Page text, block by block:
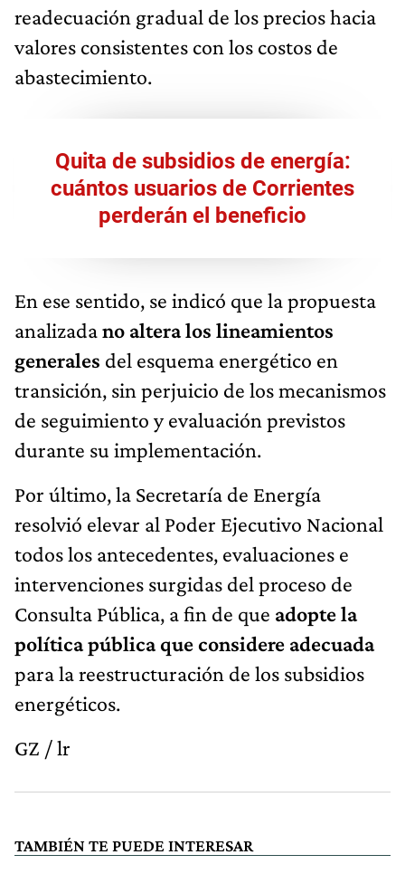
readecuación gradual de los precios hacia
valores consistentes con los costos de
abastecimiento.
Quita de subsidios de energía:
cuántos usuarios de Corrientes
perderán el beneficio
En ese sentido, se indicó que la propuesta
analizadano altera los lineamientos
generales del esquema energético en
transición, sin perjuicio de los mecanismos
de seguimiento y evaluación previstos
durante su implementación.
Por último, la Secretaría de Energía
resolvió elevar al Poder Ejecutivo Nacional
todos los antecedentes, evaluaciones e
intervenciones surgidas del proceso de
Consulta Pública, a fin de que adopte la
política pública que considere adecuada
para la reestructuración de los subsidios
energéticos.
GZ / lr
TAMBIÉN TE PUEDE INTERESAR